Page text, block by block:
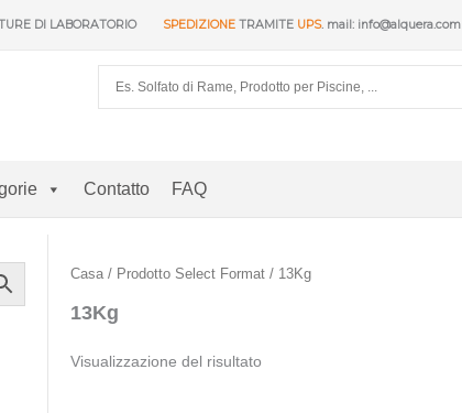
DI LABORATORIO SPEDIZIONE TRAMITE UPS. mail: info@alquera.com
Contatto FAQ
Casa / Prodotto Select Format / 13Kg
13Kg
Visualizzazione del risultato